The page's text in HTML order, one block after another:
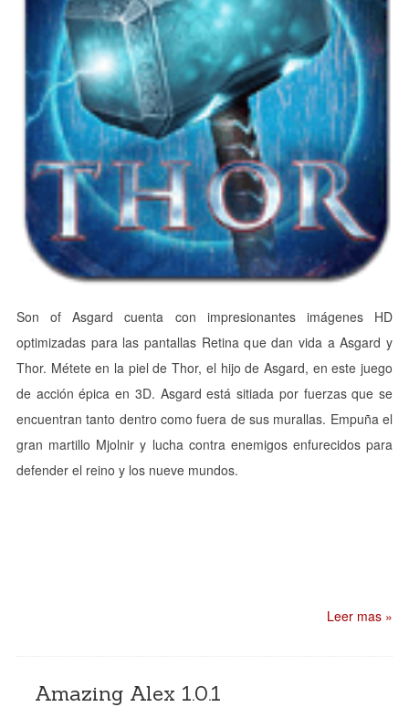
Son of Asgard cuenta con impresionantes imágenes HD
optimizadas para las pantallas Retina que dan vida a Asgard y
Thor. Métete en la piel de Thor, el hijo de Asgard, en este juego
de acción épica en 3D. Asgard está sitiada por fuerzas que se
encuentran tanto dentro como fuera de sus murallas. Empuña el
gran martillo Mjolnir y lucha contra enemigos enfurecidos para
defender el reino y los nueve mundos.
Leer mas »
Amazing Alex 1.0.1